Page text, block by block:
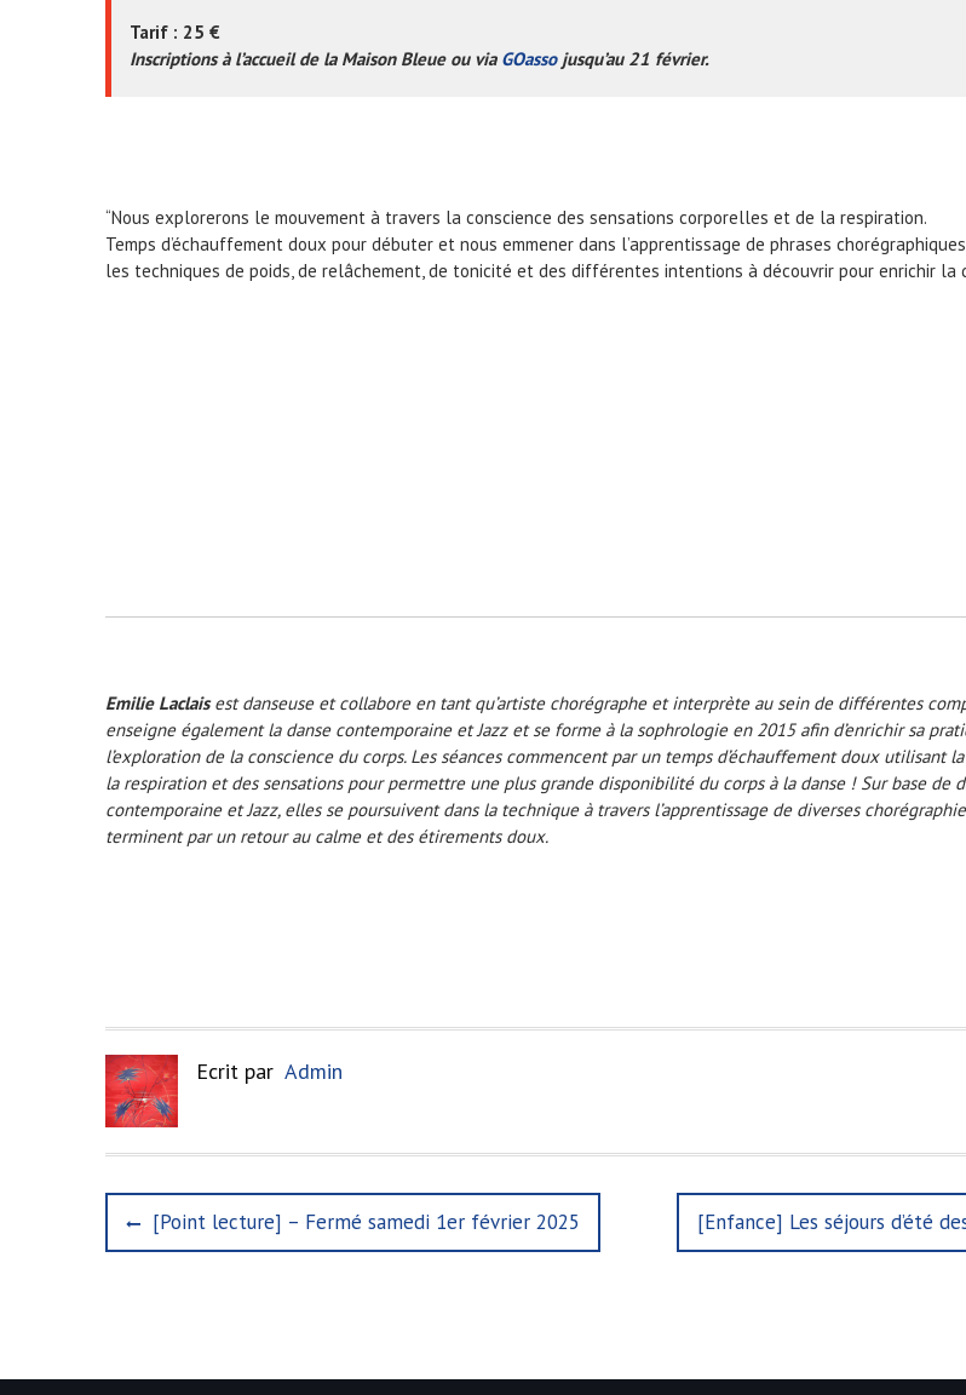
Tarif : 25 €
Inscriptions à l’accueil de la Maison Bleue ou via GOassojusqu’au 21 février.
“Nous explorerons le mouvement à travers la conscience des sensations corporelles et de la respiration.
Temps d’échauffement doux pour débuter et nous emmener dans l’apprentissage de phrases
les techniques de poids, de relâchement, de tonicité et des différentes intentions à découvrir pour enrichir la
Emilie Laclaisest danseuse et collabore en tant qu’artiste chorégraphe et interprète au sein de différentes
enseigne également la danse contemporaine et Jazz et se forme à la sophrologie en 2015 afin d’enrichir sa
l’exploration de la conscience du corps. Les séances commencent par un temps d’échauffement doux utilisant
la respiration et des sensations pour permettre une plus grande disponibilité du corps à la danse ! Sur base de
contemporaine et Jazz, elles se poursuivent dans la technique à travers l’apprentissage de diverses
terminent par un retour au calme et des étirements doux.
Ecrit par Admin
a
P
r
u
[Point lecture] – Fermé samedi 1er février 2025
N
e
s
[Enfance] Les séjours d’été